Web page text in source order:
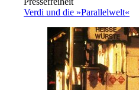
Verdi und die »Parallelwelt«